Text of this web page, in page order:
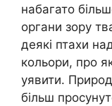
набагато
органи зору
деякі птахи
кольори, про
уявити.
більш